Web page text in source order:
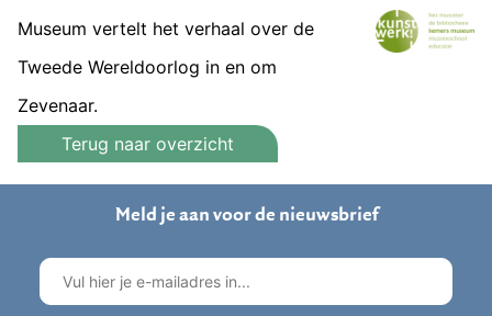
Museum vertelt het verhaal over de
Tweede Wereldoorlog in en om
Zevenaar.
Terug naar overzicht
Meld je aan voor de nieuwsbrief